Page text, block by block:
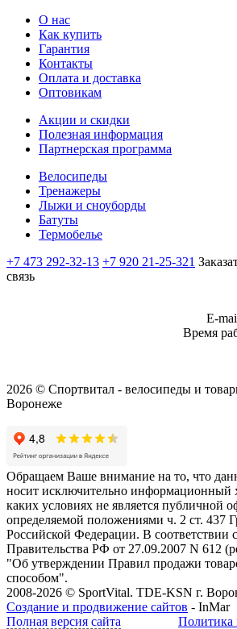
О нас
Как купить
Гарантия
Контакты
Оплата и доставка
Оптовикам
Акции и скидки
Полезная информация
Партнерская программа
Велосипеды
Тренажеры
Лыжи и сноуборды
Батуты
Термобелье
+7 473 292-32-13 +7 920 21-25-321
связь
E-
Время
2026 © Спортвитал - велосипеды и
Воронеже
Обращаем Ваше внимание на то, что
носит исключительно информационный
каких условиях не является публичной
определяемой положениями ч. 2 ст. 437
Российской Федерации. В соответствии
Правительства РФ от 27.09.2007 N 612
"Об утверждении Правил продажи
способом".
2008-2026 © SportVital. TDE-KSN г.
Создание и продвижение сайтов - InMar
Политика
Полная версия сайта